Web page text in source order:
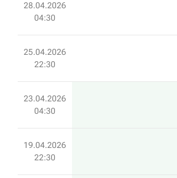
28.04.2026
04:30
25.04.2026
22:30
23.04.2026
04:30
19.04.2026
22:30